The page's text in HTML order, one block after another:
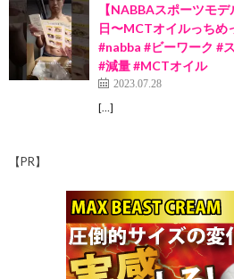
【NABBAスポーツモ
日〜MCTオイルっち
#nabba #ビーワーク #
#減量 #MCTオイル
2023.07.28
[…]
【PR】